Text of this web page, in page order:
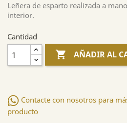
Leñera de esparto realizada a
interior.
Cantidad
 AÑADIR AL
Contacte con nosotros para
producto